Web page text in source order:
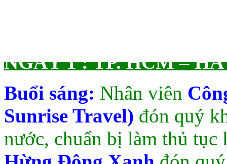
NGÀY 1 : TP. HCM –
Buổi sáng: Nhân viên
Sunrise Travel) đón quý
nước, chuẩn bị làm thủ tục